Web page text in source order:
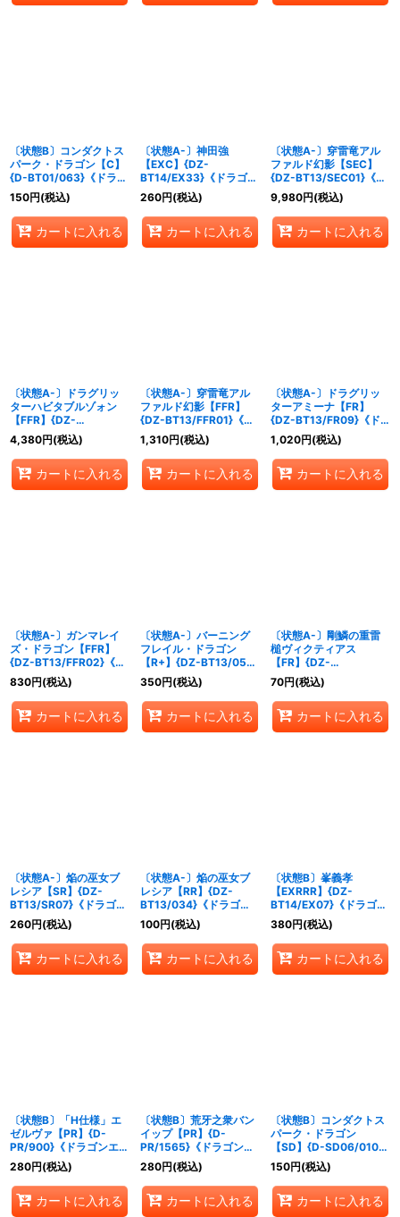
〔状態B〕コンダクトス
パーク・ドラゴン【C】
{D-BT01/063}《ドラゴ
ンエンパイア》
150円(税込)
カートに入れる
〔状態A-〕神田強
【EXC】{DZ-
BT14/EX33}《ドラゴン
エンパイア》
260円(税込)
カートに入れる
〔状態A-〕穿雷竜アル
ファルド幻影【SEC】
{DZ-BT13/SEC01}《ド
ラゴンエンパイア》
9,980円(税込)
カートに入れる
〔状態A-〕ドラグリッ
ターハビタブルゾォン
【FFR】{DZ-
BT13/FFR03}《ドラゴ
ンエンパイア》
4,380円(税込)
カートに入れる
〔状態A-〕穿雷竜アル
ファルド幻影【FFR】
{DZ-BT13/FFR01}《ド
ラゴンエンパイア》
1,310円(税込)
カートに入れる
〔状態A-〕ドラグリッ
ターアミーナ【FR】
{DZ-BT13/FR09}《ド
ラゴンエンパイア》
1,020円(税込)
カートに入れる
〔状態A-〕ガンマレイ
ズ・ドラゴン【FFR】
{DZ-BT13/FFR02}《ド
ラゴンエンパイア》
830円(税込)
カートに入れる
〔状態A-〕バーニング
フレイル・ドラゴン
【R+】{DZ-BT13/056}
《ドラゴンエンパイア》
350円(税込)
カートに入れる
〔状態A-〕剛鱗の重雷
槌ヴィクティアス
【FR】{DZ-
BT13/FR02}《ドラゴン
エンパイア》
70円(税込)
カートに入れる
〔状態A-〕焔の巫女ブ
レシア【SR】{DZ-
BT13/SR07}《ドラゴン
エンパイア》
260円(税込)
カートに入れる
〔状態A-〕焔の巫女ブ
レシア【RR】{DZ-
BT13/034}《ドラゴン
エンパイア》
100円(税込)
カートに入れる
〔状態B〕峯義孝
【EXRRR】{DZ-
BT14/EX07}《ドラゴン
エンパイア》
380円(税込)
カートに入れる
〔状態B〕「H仕様」エ
ゼルヴァ【PR】{D-
PR/900}《ドラゴンエン
パイア》
280円(税込)
カートに入れる
〔状態B〕荒牙之衆バン
イップ【PR】{D-
PR/1565}《ドラゴンエ
ンパイア》
280円(税込)
カートに入れる
〔状態B〕コンダクトス
パーク・ドラゴン
【SD】{D-SD06/010}
《ドラゴンエンパイア》
150円(税込)
カートに入れる